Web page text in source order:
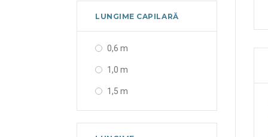
LUNGIME CAPILARĂ
0,6 m
1,0 m
1,5 m